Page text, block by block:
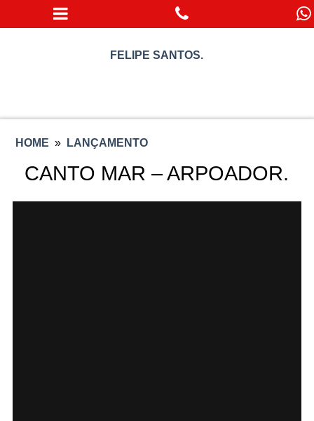
FELIPE SANTOS.
HOME » LANÇAMENTO
CANTO MAR – ARPOADOR.